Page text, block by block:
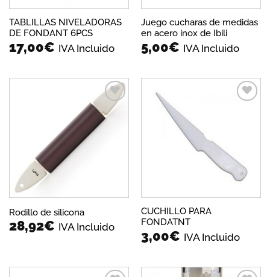
TABLILLAS NIVELADORAS
DE FONDANT 6PCS
17,00€ IVA Incluido
Juego cucharas de medidas
en acero inox de Ibili
5,00€ IVA Incluido
Añadir
a la
lista de
Rodillo de silicona
28,92€ IVA Incluido
CUCHILLO PARA
FONDATNT
3,00€ IVA Incluido